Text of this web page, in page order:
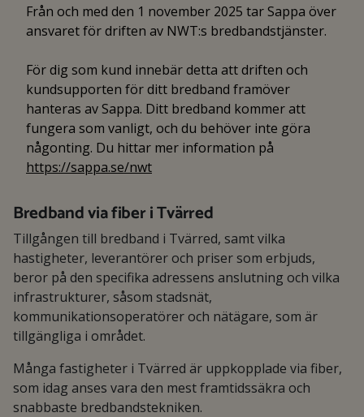
Från och med den 1 november 2025 tar Sappa över
ansvaret för driften av NWT:s bredbandstjänster.
För dig som kund innebär detta att driften och
kundsupporten för ditt bredband framöver
hanteras av Sappa. Ditt bredband kommer att
fungera som vanligt, och du behöver inte göra
någonting. Du hittar mer information på
https://sappa.se/nwt
Bredband via fiber i Tvärred
Tillgången till bredband i Tvärred, samt vilka
hastigheter, leverantörer och priser som erbjuds,
beror på den specifika adressens anslutning och vilka
infrastrukturer, såsom stadsnät,
kommunikationsoperatörer och nätägare, som är
tillgängliga i området.
Många fastigheter i Tvärred är uppkopplade via fiber,
som idag anses vara den mest framtidssäkra och
snabbaste bredbandstekniken.